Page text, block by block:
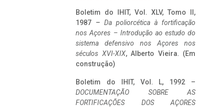
Boletim do IHIT, Vol. XLV, Tomo II,
1987 – Da poliorcética à fortificação
nos Açores – Introdução ao estudo do
sistema defensivo nos Açores nos
séculos XVI-XIX, Alberto Vieira. (Em
construção)
Boletim do IHIT, Vol. L, 1992 –
DOCUMENTAÇÃO SOBRE AS
FORTIFICAÇÕES DOS AÇORES